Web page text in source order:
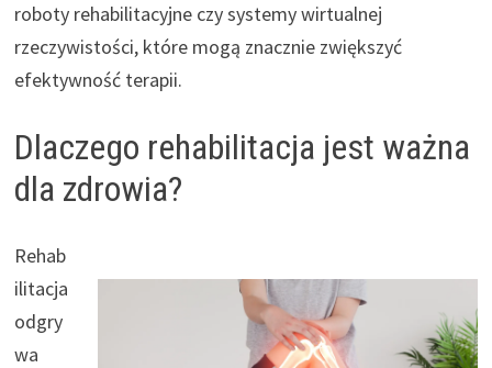
roboty rehabilitacyjne czy systemy wirtualnej
rzeczywistości, które mogą znacznie zwiększyć
efektywność terapii.
Dlaczego rehabilitacja jest ważna
dla zdrowia?
Rehab
ilitacja
odgry
wa